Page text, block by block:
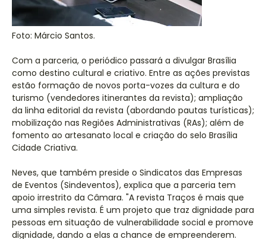
Foto: Márcio Santos.
Com a parceria, o periódico passará a divulgar Brasília
como destino cultural e criativo. Entre as ações previstas
estão formação de novos porta-vozes da cultura e do
turismo (vendedores itinerantes da revista); ampliação
da linha editorial da revista (abordando pautas turísticas);
mobilização nas Regiões Administrativas (RAs); além de
fomento ao artesanato local e criação do selo Brasília
Cidade Criativa.
Neves, que também preside o Sindicatos das Empresas
de Eventos (Sindeventos), explica que a parceria tem
apoio irrestrito da Câmara. "A revista Traços é mais que
uma simples revista. É um projeto que traz dignidade para
pessoas em situação de vulnerabilidade social e promove
dignidade, dando a elas a chance de empreenderem.